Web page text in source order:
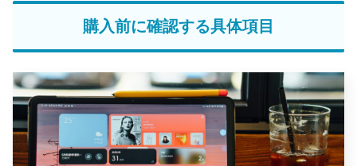
購入前に確認する具体項目